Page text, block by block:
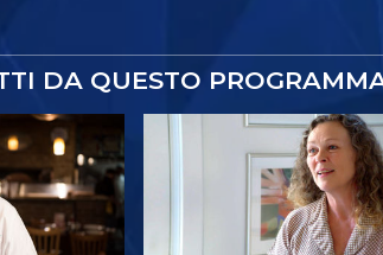
DA QUESTO